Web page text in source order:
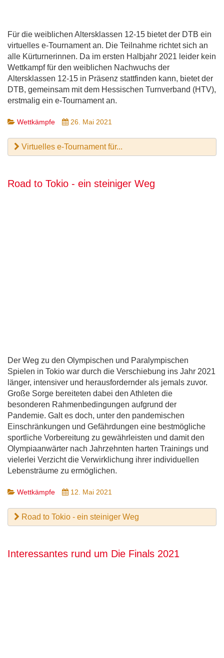
Für die weiblichen Altersklassen 12-15 bietet der DTB ein
virtuelles e-Tournament an. Die Teilnahme richtet sich an
alle Kürturnerinnen. Da im ersten Halbjahr 2021 leider kein
Wettkampf für den weiblichen Nachwuchs der
Altersklassen 12-15 in Präsenz stattfinden kann, bietet der
DTB, gemeinsam mit dem Hessischen Turnverband (HTV),
erstmalig ein e-Tournament an.
Wettkämpfe 26. Mai 2021
Virtuelles e-Tournament für...
Road to Tokio - ein steiniger Weg
Der Weg zu den Olympischen und Paralympischen
Spielen in Tokio war durch die Verschiebung ins Jahr 2021
länger, intensiver und herausfordernder als jemals zuvor.
Große Sorge bereiteten dabei den Athleten die
besonderen Rahmenbedingungen aufgrund der
Pandemie. Galt es doch, unter den pandemischen
Einschränkungen und Gefährdungen eine bestmögliche
sportliche Vorbereitung zu gewährleisten und damit den
Olympiaanwärter nach Jahrzehnten harten Trainings und
vielerlei Verzicht die Verwirklichung ihrer individuellen
Lebensträume zu ermöglichen.
Wettkämpfe 12. Mai 2021
Road to Tokio - ein steiniger Weg
Interessantes rund um Die Finals 2021